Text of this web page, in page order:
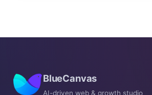
BlueCanvas
AI-driven web & growth studio